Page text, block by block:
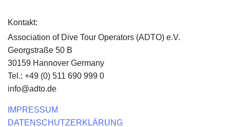
Kontakt:
Association of Dive Tour Operators (ADTO) e.V.
Georgstraße 50 B
30159 Hannover Germany
Tel.: +49 (0) 511 690 999 0
info@adto.de
IMPRESSUM
DATENSCHUTZERKLÄRUNG